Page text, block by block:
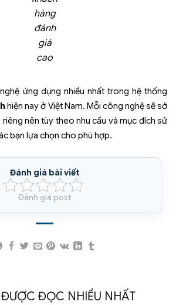
hàng
đánh
giá
cao
ứng dụng nhiều nhất trong hệ thống
hiện nay ở Việt Nam. Mỗi công nghệ sẽ sở
nên tùy theo nhu cầu và mục đích sử
bạn lựa chọn cho phù hợp.
Đánh giá post
ĐƯỢC ĐỌC NHIỀU NHẤT